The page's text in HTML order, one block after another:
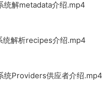
统解metadata介绍.mp4
统解析recipes介绍.mp4
统Providers供应者介绍.mp4